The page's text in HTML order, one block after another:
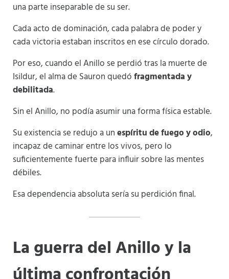
una parte inseparable de su ser.
Cada acto de dominación, cada palabra de poder y
cada victoria estaban inscritos en ese círculo dorado.
Por eso, cuando el Anillo se perdió tras la muerte de
Isildur, el alma de Sauron quedófragmentada y
debilitada.
Sin el Anillo, no podía asumir una forma física estable.
Su existencia se redujo a unespíritu de fuego y odio,
incapaz de caminar entre los vivos, pero lo
suficientemente fuerte para influir sobre las mentes
débiles.
Esa dependencia absoluta sería su perdición final.
La guerra del Anillo y la